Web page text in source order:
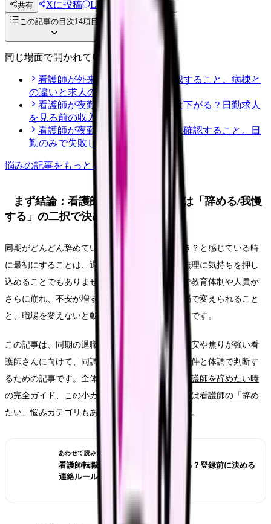
共有 Xに投稿 LINE
投稿文コピー
この記事の目次14項目
同じ場面で開かれている記事
看護師が外来へ転職する前に確認すること。病棟と
の違いと求人の見方
看護師が夜勤なしにすると給料は下がる？日勤求人
を見る前の収入チェック
看護師が夜勤なし求人を探す前に確認すること。日
勤のみで失敗しない見方
悩みの記事をもっと見る
まず結論：看護師 同期 辞めていくは「辞める/我慢
する」の二択で決めない
同期がどんどん辞めていく時、自分も辞めるべき？と感じている時
に最初にすることは、退職届を書くことでも、無理に気持ちを押し
込めることでもありません。まず、同期の退職で教育体制や人員が
さらに崩れ、不安が増すことを確認し、今の職場で変えられること
と、職場を変えないと動かないことを分けることです。
この記事は、同期の退職が続き、自分だけ残る不安や焦りが強い看
護師さんに向けて、同調ではなく、自分の職場条件と体調で判断す
るための記事です。全体像を先に見たい場合は
看護師を辞めたい時
の完全ガイド
、この小カテゴリ全体を見たい場合は看護師の「辞め
たい」悩みカテゴリ もあわせて確認してください。
あわせて読みたい
看護師転職サイトは電話なしで使える？登録前に決める
連絡ルール